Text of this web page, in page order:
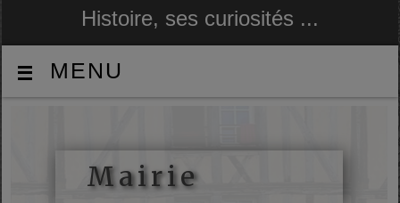
Histoire, ses curiosités ...
MENU
Mairie